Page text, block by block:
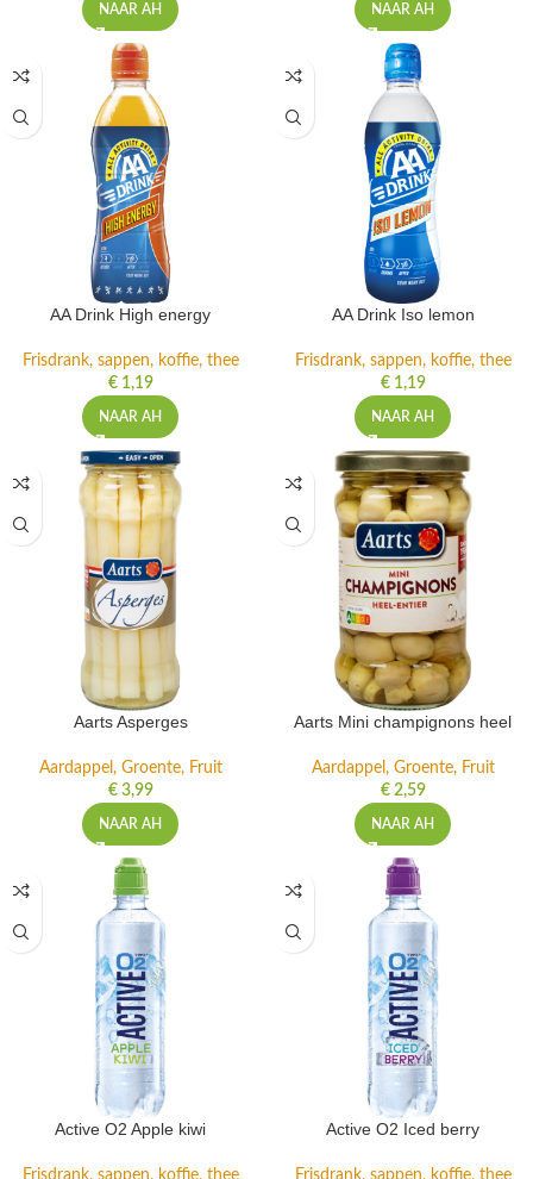
NAAR AH NAAR AH
AA Drink High energy
Frisdrank, sappen, koffie, thee
€1,19
NAAR AH
AA Drink Iso lemon
Frisdrank, sappen, koffie, thee
€1,19
NAAR AH
Aarts Asperges
Aardappel, Groente, Fruit
€3,99
NAAR AH
Aarts Mini champignons heel
Aardappel, Groente, Fruit
€2,59
NAAR AH
Active O2 Apple kiwi
Frisdrank, sappen, koffie, thee
Active O2 Iced berry
Frisdrank, sappen, koffie, thee